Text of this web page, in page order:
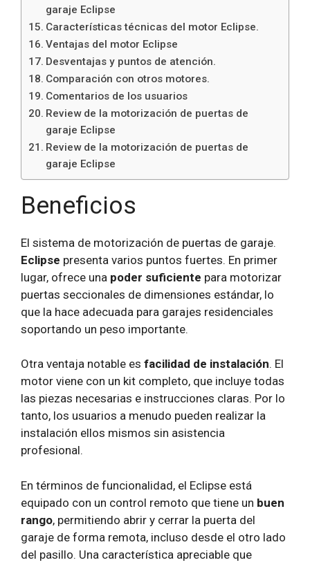
garaje Eclipse
Características técnicas del motor Eclipse.
Ventajas del motor Eclipse
Desventajas y puntos de atención.
Comparación con otros motores.
Comentarios de los usuarios
Review de la motorización de puertas de
garaje Eclipse
Review de la motorización de puertas de
garaje Eclipse
Beneficios
El sistema de motorización de puertas de garaje.
Eclipse presenta varios puntos fuertes. En primer
lugar, ofrece una poder suficiente para motorizar
puertas seccionales de dimensiones estándar, lo
que la hace adecuada para garajes residenciales
soportando un peso importante.
Otra ventaja notable es facilidad de instalación. El
motor viene con un kit completo, que incluye todas
las piezas necesarias e instrucciones claras. Por lo
tanto, los usuarios a menudo pueden realizar la
instalación ellos mismos sin asistencia
profesional.
En términos de funcionalidad, el Eclipse está
equipado con un control remoto que tiene un buen
rango, permitiendo abrir y cerrar la puerta del
garaje de forma remota, incluso desde el otro lado
del pasillo. Una característica apreciable que